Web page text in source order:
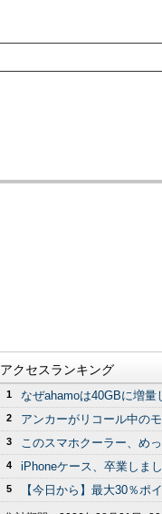
アクセスランキング
1 なぜahamoは40GBに増量
2 アンカーがリコール中の
3 このスマホクーラー、め
4 iPhoneケース、卒業しま
5 【今日から】最大30％ポ